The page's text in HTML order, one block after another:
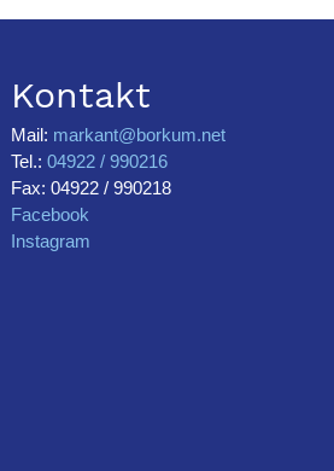
Kontakt
Mail: markant@borkum.net
Tel.: 04922 / 990216
Fax: 04922 / 990218
Facebook
Instagram